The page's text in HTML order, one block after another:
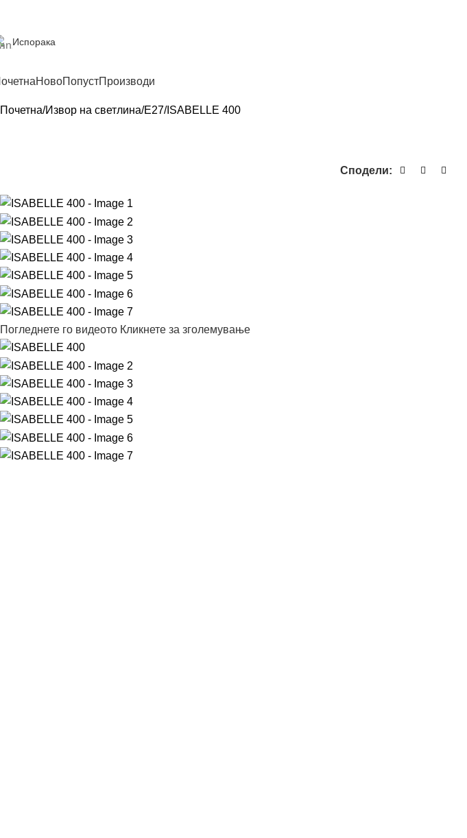
Испорака
НовоПопустПроизводи
Почетна Извор на светлина E27 ISABELLE 400
Сподели:
Погледнете го видеото Кликнете за зголемување